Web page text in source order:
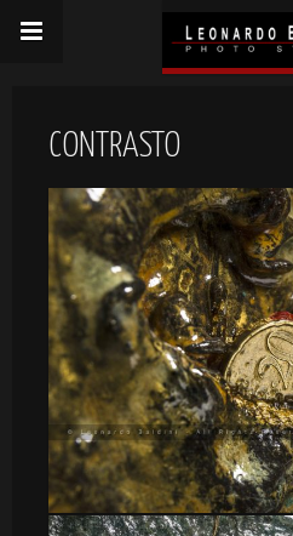
CONTRASTO